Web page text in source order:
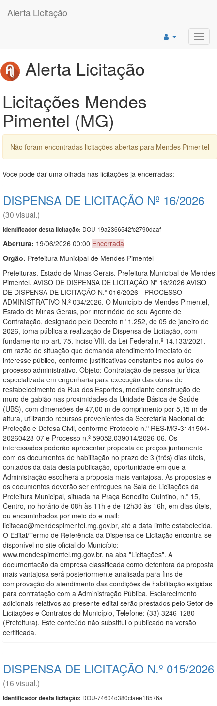
Alerta Licitação
Alerta Licitação
Licitações Mendes
Pimentel (MG)
Não foram encontradas licitações abertas para Mendes Pimentel
Você pode dar uma olhada nas licitações já encerradas:
DISPENSA DE LICITAÇÃO Nº 16/2026
(30 visual.)
Identificador desta licitação: DOU-19a2366542fc2790daaf
Abertura: 19/06/2026 00:00 Encerrada
Orgão: Prefeitura Municipal de Mendes Pimentel
Prefeituras. Estado de Minas Gerais. Prefeitura Municipal de Mendes
Pimentel. AVISO DE DISPENSA DE LICITAÇÃO Nº 16/2026 AVISO
DE DISPENSA DE LICITAÇÃO N.º 016/2026 - PROCESSO
ADMINISTRATIVO N.º 034/2026. O Município de Mendes Pimentel,
Estado de Minas Gerais, por intermédio de seu Agente de
Contratação, designado pelo Decreto nº 1.252, de 05 de janeiro de
2026, torna pública a realização de Dispensa de Licitação, com
fundamento no art. 75, inciso VIII, da Lei Federal n.º 14.133/2021,
em razão de situação que demanda atendimento imediato de
interesse público, conforme justificativas constantes nos autos do
processo administrativo. Objeto: Contratação de pessoa jurídica
especializada em engenharia para execução das obras de
restabelecimento da Rua dos Esportes, mediante construção de
muro de gabião nas proximidades da Unidade Básica de Saúde
(UBS), com dimensões de 47,00 m de comprimento por 5,15 m de
altura, utilizando recursos provenientes da Secretaria Nacional de
Proteção e Defesa Civil, conforme Protocolo n.º RES-MG-3141504-
20260428-07 e Processo n.º 59052.039014/2026-06. Os
interessados poderão apresentar proposta de preços juntamente
com os documentos de habilitação no prazo de 3 (três) dias úteis,
contados da data desta publicação, oportunidade em que a
Administração escolherá a proposta mais vantajosa. As propostas e
os documentos deverão ser entregues na Sala de Licitações da
Prefeitura Municipal, situada na Praça Benedito Quintino, n.º 15,
Centro, no horário de 08h às 11h e de 12h30 às 16h, em dias úteis,
ou encaminhados por meio do e-mail:
licitacao@mendespimentel.mg.gov.br, até a data limite estabelecida.
O Edital/Termo de Referência da Dispensa de Licitação encontra-se
disponível no site oficial do Município:
www.mendespimentel.mg.gov.br, na aba "Licitações". A
documentação da empresa classificada como detentora da proposta
mais vantajosa será posteriormente analisada para fins de
comprovação do atendimento das condições de habilitação exigidas
para contratação com a Administração Pública. Esclarecimento
adicionais relativos ao presente edital serão prestados pelo Setor de
Licitações e Contratos do Município, Telefone: (33) 3246-1280
(Prefeitura). Este conteúdo não substitui o publicado na versão
certificada.
DISPENSA DE LICITAÇÃO N.º 015/2026
(16 visual.)
Identificador desta licitação: DOU-74604d380cfaee18576a